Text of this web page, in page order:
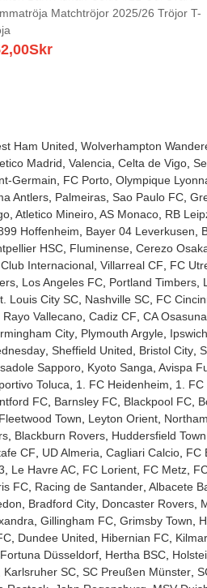
Matchtröjor 2025/26 Tröjor T-
Skr
Ham United Wolverhampton
Madrid Valencia Celta de Vigo
Germain FC Porto Olympique
Antlers Palmeiras Sao Paulo FC
Atletico Mineiro AS Monaco RB
Hoffenheim Bayer 04 Leverkusen
HSC Fluminense Cerezo
Internacional Villarreal CF FC
Los Angeles FC Portland Timbers
Louis City SC Nashville SC FC
Rayo Vallecano Cadiz CF CA Osasuna
City Plymouth Argyle
Sheffield United Bristol City
Sapporo Kyoto Sanga Avispa
Toluca 1. FC Heidenheim 1. FC
FC Barnsley FC Blackpool FC
Fleetwood Town Leyton Orient
Blackburn Rovers Huddersfield Town
CF UD Almeria Cagliari Calcio FC
Le Havre AC FC Lorient FC Metz
FC Racing de Santander Albacete
Bradford City Doncaster Rovers
Gillingham FC Grimsby Town
Dundee United Hibernian FC
Fortuna Düsseldorf Hertha BSC
Karlsruher SC SC Preußen Münster